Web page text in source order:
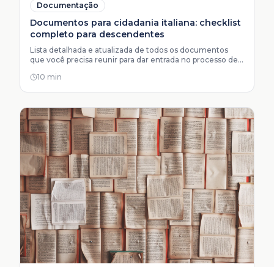
Documentação
Documentos para cidadania italiana: checklist
completo para descendentes
Lista detalhada e atualizada de todos os documentos
que você precisa reunir para dar entrada no processo de
10 min